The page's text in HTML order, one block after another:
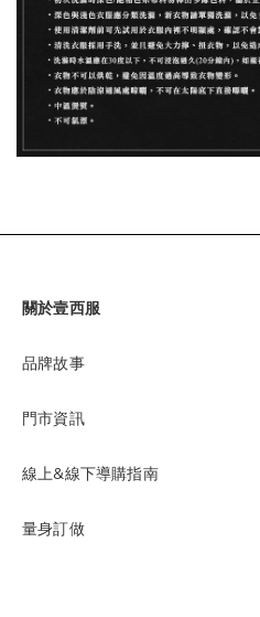
關於壹西服
品牌故事
門市資訊
線上&線下導購指南
量身訂做